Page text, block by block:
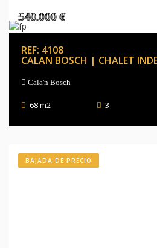
540.000 €
REF: 4108
CALAN BOSCH | CHALET
Cala'n Bosch
68 m2 3
BAJADA DE PRECIO